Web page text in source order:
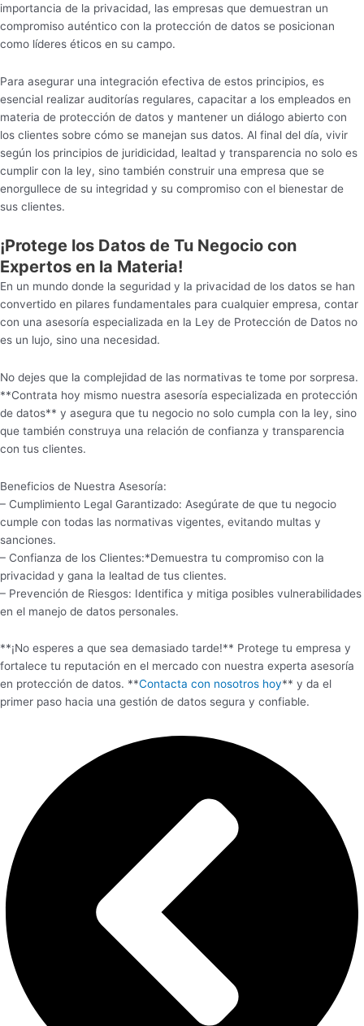
importancia de la privacidad, las empresas que demuestran un
compromiso auténtico con la protección de datos se posicionan
como líderes éticos en su campo.
Para asegurar una integración efectiva de estos principios, es
esencial realizar auditorías regulares, capacitar a los empleados en
materia de protección de datos y mantener un diálogo abierto con
los clientes sobre cómo se manejan sus datos. Al final del día, vivir
según los principios de juridicidad, lealtad y transparencia no solo es
cumplir con la ley, sino también construir una empresa que se
enorgullece de su integridad y su compromiso con el bienestar de
sus clientes.
¡Protege los Datos de Tu Negocio con
Expertos en la Materia!
En un mundo donde la seguridad y la privacidad de los datos se han
convertido en pilares fundamentales para cualquier empresa, contar
con una asesoría especializada en la Ley de Protección de Datos no
es un lujo, sino una necesidad.
No dejes que la complejidad de las normativas te tome por sorpresa.
**Contrata hoy mismo nuestra asesoría especializada en protección
de datos** y asegura que tu negocio no solo cumpla con la ley, sino
que también construya una relación de confianza y transparencia
con tus clientes.
Beneficios de Nuestra Asesoría:
– Cumplimiento Legal Garantizado: Asegúrate de que tu negocio
cumple con todas las normativas vigentes, evitando multas y
sanciones.
– Confianza de los Clientes:*Demuestra tu compromiso con la
privacidad y gana la lealtad de tus clientes.
– Prevención de Riesgos: Identifica y mitiga posibles vulnerabilidades
en el manejo de datos personales.
**¡No esperes a que sea demasiado tarde!** Protege tu empresa y
fortalece tu reputación en el mercado con nuestra experta asesoría
en protección de datos. **Contacta con nosotros hoy** y da el
primer paso hacia una gestión de datos segura y confiable.